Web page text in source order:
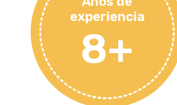
experiencia
8+